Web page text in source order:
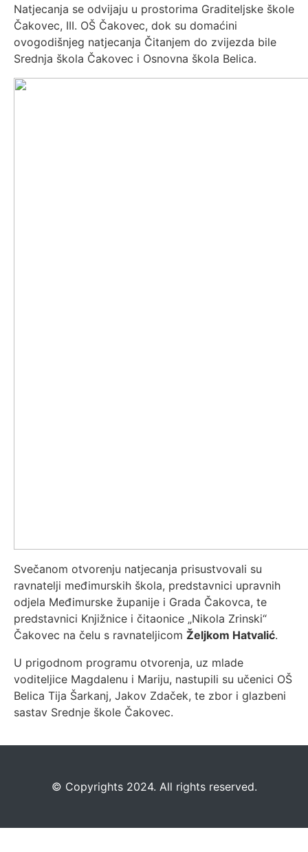
Natjecanja se odvijaju u prostorima Graditeljske škole
Čakovec, III. OŠ Čakovec, dok su domaćini
ovogodišnjeg natjecanja Čitanjem do zvijezda bile
Srednja škola Čakovec i Osnovna škola Belica.
Svečanom otvorenju natjecanja prisustvovali su
ravnatelji međimurskih škola, predstavnici upravnih
odjela Međimurske županije i Grada Čakovca, te
predstavnici Knjižnice i čitaonice „Nikola Zrinski“
Čakovec na čelu s ravnateljicom Željkom Hatvalić.
U prigodnom programu otvorenja, uz mlade
voditeljice Magdalenu i Mariju, nastupili su učenici OŠ
Belica Tija Šarkanj, Jakov Zdaček, te zbor i glazbeni
sastav Srednje škole Čakovec.
©️ Copyrights 2024. All rights reserved.